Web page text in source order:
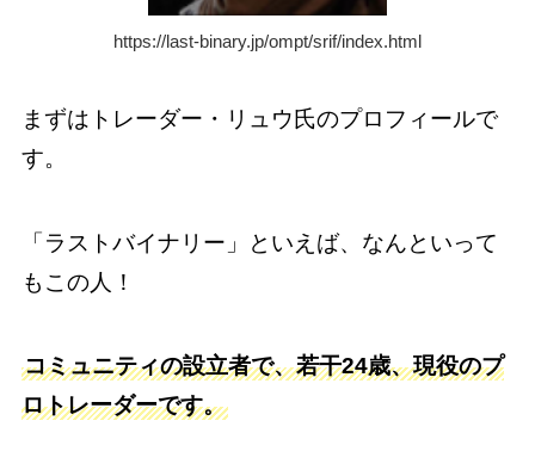
https://last-binary.jp/ompt/srif/index.html
まずはトレーダー・リュウ氏のプロフィールで
す。
「ラストバイナリー」といえば、なんといって
もこの人！
コミュニティの設立者で、若干24歳、現役のプ
ロトレーダーです。